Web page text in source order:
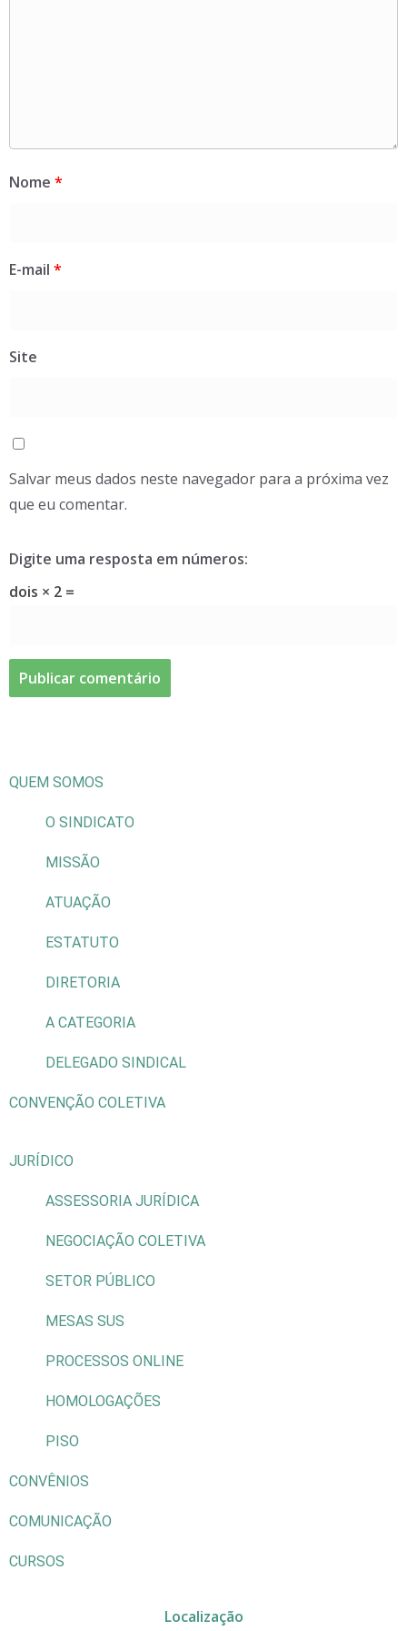
Nome *
E-mail *
Site
Salvar meus dados neste navegador para a próxima vez
que eu comentar.
Digite uma resposta em números:
dois × 2 =
QUEM SOMOS
O SINDICATO
MISSÃO
ATUAÇÃO
ESTATUTO
DIRETORIA
A CATEGORIA
DELEGADO SINDICAL
CONVENÇÃO COLETIVA
JURÍDICO
ASSESSORIA JURÍDICA
NEGOCIAÇÃO COLETIVA
SETOR PÚBLICO
MESAS SUS
PROCESSOS ONLINE
HOMOLOGAÇÕES
PISO
CONVÊNIOS
COMUNICAÇÃO
CURSOS
Localização